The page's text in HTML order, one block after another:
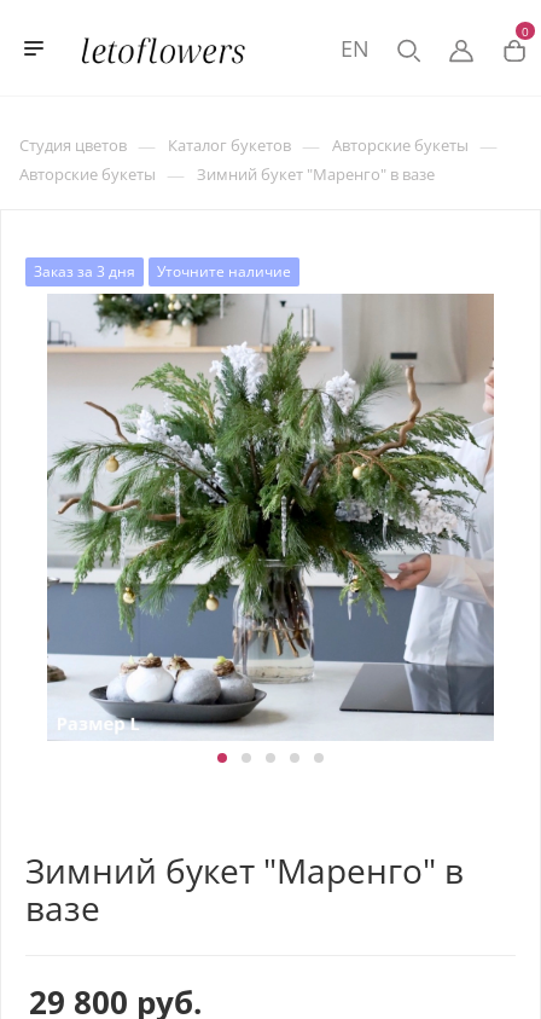
0
EN
Студия цветов — Каталог букетов — Авторские букеты —
Авторские букеты — Зимний букет "Маренго" в вазе
Заказ за 3 дня Уточните наличие
Зимний букет "Маренго" в
вазе
29 800 руб.